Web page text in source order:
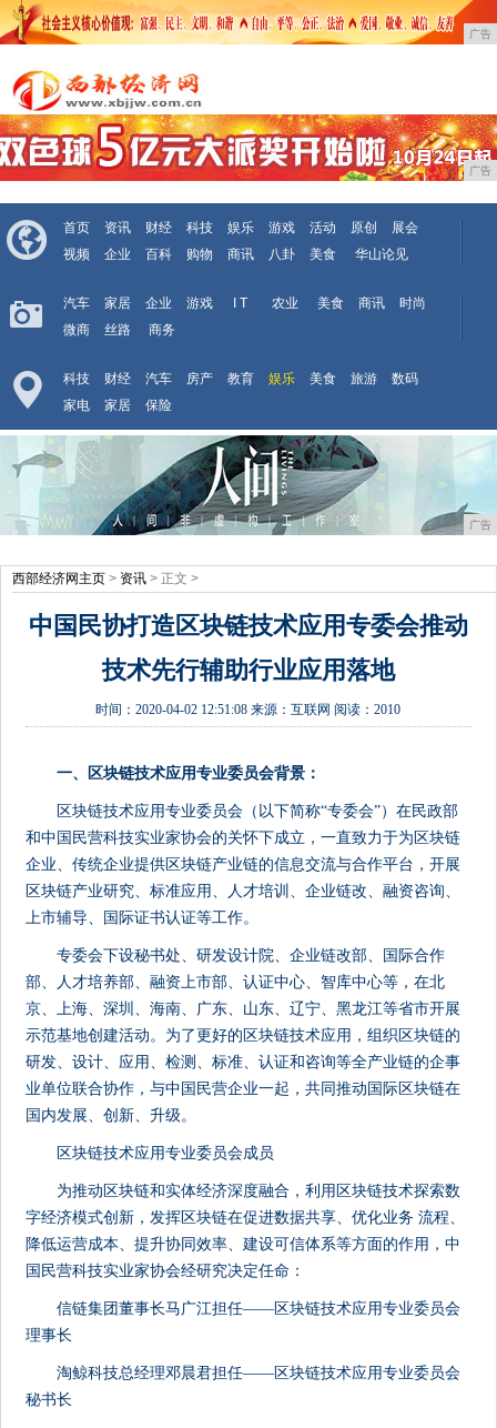
广告
广告
首页 资讯 财经 科技 娱乐 游戏 活动 原创
展会
视频
企业 百科 购物 商讯 八卦 美食 华山论见
汽车 家居 企业 游戏 I T 农业 美食 商讯
时尚
微商
丝路 商务
科技 财经 汽车 房产 教育 娱乐 美食 旅游
数码
家电
家居 保险
广告
西部经济网主页 > 资讯 > 正文 >
中国民协打造区块链技术应用专委会推动
技术先行辅助行业应用落地
时间：2020-04-02 12:51:08 来源：互联网 阅读：2010
一、区块链技术应用专业委员会背景：
区块链技术应用专业委员会（以下简称“专委会”）在民政部
和中国民营科技实业家协会的关怀下成立，一直致力于为区块链
企业、传统企业提供区块链产业链的信息交流与合作平台，开展
区块链产业研究、标准应用、人才培训、企业链改、融资咨询、
上市辅导、国际证书认证等工作。
专委会下设秘书处、研发设计院、企业链改部、国际合作
部、人才培养部、融资上市部、认证中心、智库中心等，在北
京、上海、深圳、海南、广东、山东、辽宁、黑龙江等省市开展
示范基地创建活动。为了更好的区块链技术应用，组织区块链的
研发、设计、应用、检测、标准、认证和咨询等全产业链的企事
业单位联合协作，与中国民营企业一起，共同推动国际区块链在
国内发展、创新、升级。
区块链技术应用专业委员会成员
为推动区块链和实体经济深度融合，利用区块链技术探索数
字经济模式创新，发挥区块链在促进数据共享、优化业务 流程、
降低运营成本、提升协同效率、建设可信体系等方面的作用，中
国民营科技实业家协会经研究决定任命：
信链集团董事长马广江担任——区块链技术应用专业委员会
理事长
淘鲸科技总经理邓晨君担任——区块链技术应用专业委员会
秘书长